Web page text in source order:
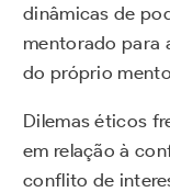
dinâmicas de
mentorado para
do próprio
Dilemas éticos
em relação à
conflito de